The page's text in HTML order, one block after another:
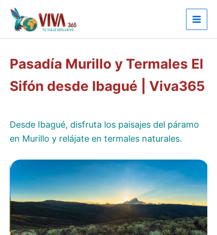
contenido
Pasadía Murillo y Termales El
Sifón desde Ibagué | Viva365
Desde Ibagué, disfruta los paisajes del páramo
en Murillo y relájate en termales naturales.